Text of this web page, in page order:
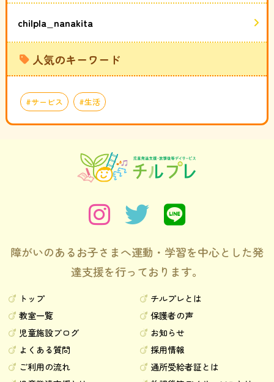
chilpla_nanakita
人気のキーワード
サービス 生活
障がいのあるお子さまへ運動・学習を中心とした発
達支援を行っております。
トップ
チルプレとは
教室一覧
保護者の声
児童施設ブログ
お知らせ
よくある質問
採用情報
ご利用の流れ
通所受給者証とは